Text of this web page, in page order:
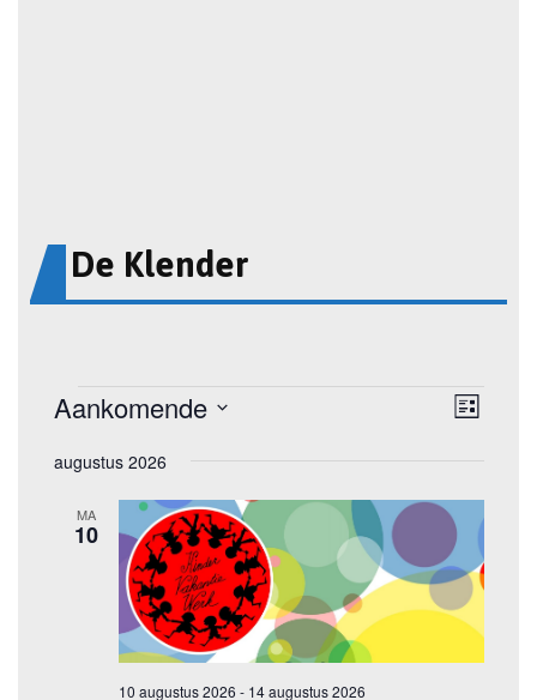
De Klender